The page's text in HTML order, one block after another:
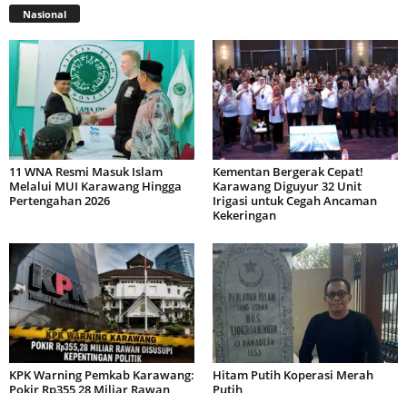
Nasional
11 WNA Resmi Masuk Islam
Melalui MUI Karawang Hingga
Pertengahan 2026
Kementan Bergerak Cepat!
Karawang Diguyur 32 Unit
Irigasi untuk Cegah Ancaman
Kekeringan
KPK Warning Pemkab Karawang:
Pokir Rp355,28 Miliar Rawan
Hitam Putih Koperasi Merah
Putih